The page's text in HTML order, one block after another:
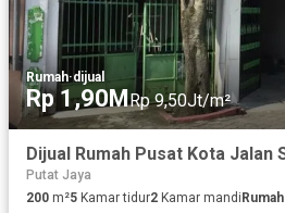
Rumah·dijual
Rp 1,90MRp 9,50Jt/m²
Putat Jaya
200 m²5 Kamar tidur2 Kamar mandiRumah